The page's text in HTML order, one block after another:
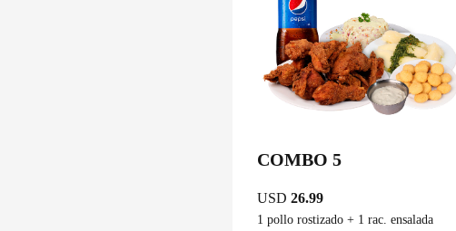
COMBO 5
USD 26.99
1 pollo rostizado + 1 rac. ensalada